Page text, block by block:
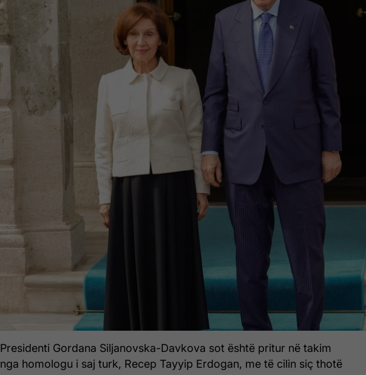
Presidenti Gordana Siljanovska-Davkova sot është pritur në takim
nga homologu i saj turk, Recep Tayyip Erdogan, me të cilin siç thotë